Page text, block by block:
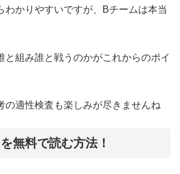
かりやすいですが、Bチームは本当
組み誰と戦うのかがこれからのポイ
適性検査も楽しみが尽きませんね
無料で読む方法！